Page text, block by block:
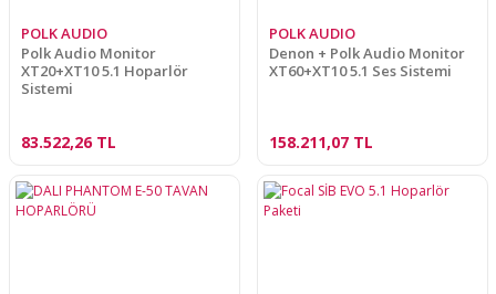
POLK AUDIO
Polk Audio Monitor
XT20+XT10 5.1 Hoparlör
Sistemi
83.522,26 TL
POLK AUDIO
Denon + Polk Audio Monitor
XT60+XT10 5.1 Ses Sistemi
158.211,07 TL